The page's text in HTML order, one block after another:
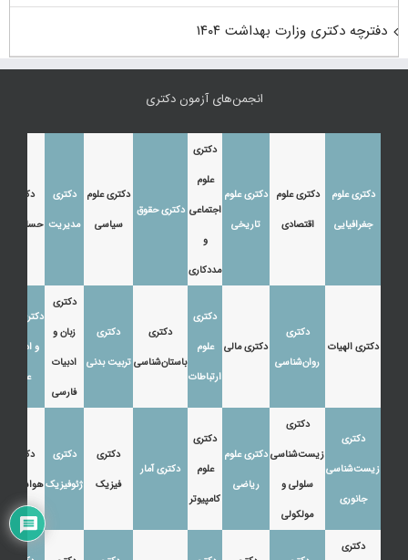
دفترچه دکتری وزارت بهداشت ۱۴۰۴
انجمن‌های آزمون دکتری
دکتری علوم
جغرافیایی
دکتری علوم
اقتصادی
دکتری علوم
تاریخی
دکتری
علوم
اجتماعی
و
مددکاری
دکتری حقوق
دکتری علوم
سیاسی
دکتری
مدیریت
دکتری
حسابداری
دکتری الهیات
دکتری
روان‌شناسی
دکتری مالی
دکتری
علوم
ارتباطات
دکتری
باستان‌شناسی
دکتری
تربیت بدنی
دکتری
زبان و
ادبیات
فارسی
دکتری زبان
و ادبیات
عرب
دکتری
زیست‌شناسی
جانوری
دکتری
زیست‌شناسی
سلولی و
مولکولی
دکتری علوم
ریاضی
دکتری
علوم
کامپیوتر
دکتری آمار
دکتری
فیزیک
دکتری
ژئوفیزیک
دکتری
هواشناسی
دکتری